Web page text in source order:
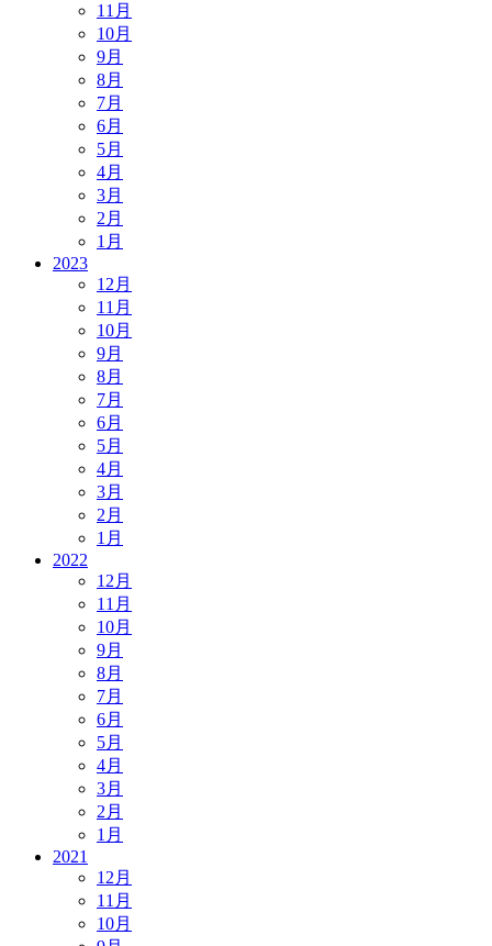
11月
10月
9月
8月
7月
6月
5月
4月
3月
2月
1月
2023
12月
11月
10月
9月
8月
7月
6月
5月
4月
3月
2月
1月
2022
12月
11月
10月
9月
8月
7月
6月
5月
4月
3月
2月
1月
2021
12月
11月
10月